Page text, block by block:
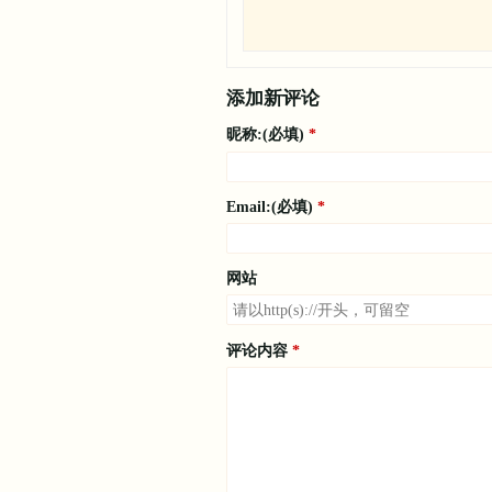
添加新评论
昵称:(必填)
Email:(必填)
网站
评论内容